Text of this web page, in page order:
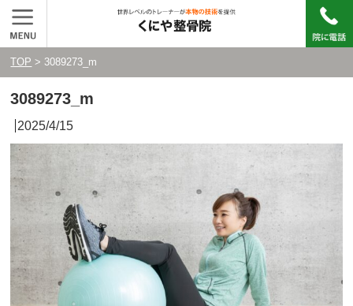
TOP > 3089273_m
3089273_m
2025/4/15